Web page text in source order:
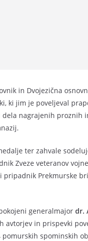
in Dvojezična
ki jim je poveljeval
nagrajenih proznih
ter zahvale
Zveze veteranov
pripadnik Prekmurske
generalmajor dr.
in prispevki
spominskih